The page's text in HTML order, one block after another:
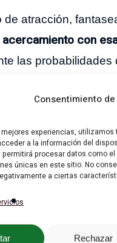
Consentimiento
experiencias,
a la información del
procesar datos como
únicas en este sitio. No
a ciertas
Rechazar
atracción,
con
las
a una persona
y de manera
y lo